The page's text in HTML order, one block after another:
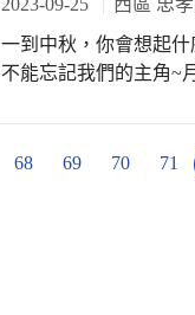
2023-09-25 西區 忠
一到中秋，你會想起
不能忘記我們的主角~
68 69 70 71